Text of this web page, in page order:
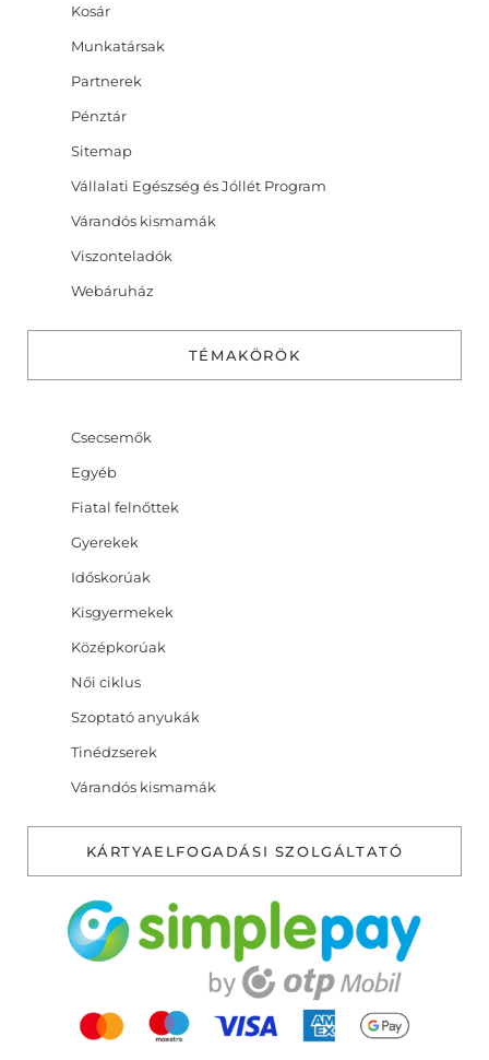
Kosár
Munkatársak
Partnerek
Pénztár
Sitemap
Vállalati Egészség és Jóllét Program
Várandós kismamák
Viszonteladók
Webáruház
TÉMAKÖRÖK
Csecsemők
Egyéb
Fiatal felnőttek
Gyerekek
Időskorúak
Kisgyermekek
Középkorúak
Női ciklus
Szoptató anyukák
Tinédzserek
Várandós kismamák
KÁRTYAELFOGADÁSI SZOLGÁLTATÓ